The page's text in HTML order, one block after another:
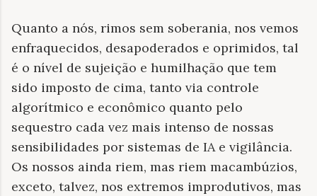
Quanto a nós, rimos sem soberania, nos vemos
enfraquecidos, desapoderados e oprimidos, tal
é o nível de sujeição e humilhação que tem
sido imposto de cima, tanto via controle
algorítmico e econômico quanto pelo
sequestro cada vez mais intenso de nossas
sensibilidades por sistemas de IA e vigilância.
Os nossos ainda riem, mas riem macambúzios,
exceto, talvez, nos extremos improdutivos, mas